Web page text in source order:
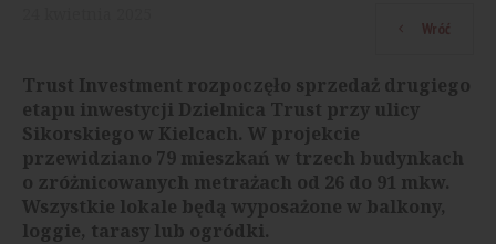
Wróć
Trust Investment rozpoczęło sprzedaż drugiego
etapu inwestycji Dzielnica Trust przy ulicy
Sikorskiego w Kielcach. W projekcie
przewidziano 79 mieszkań w trzech budynkach
o zróżnicowanych metrażach od 26 do 91 mkw.
Wszystkie lokale będą wyposażone w balkony,
loggie, tarasy lub ogródki.